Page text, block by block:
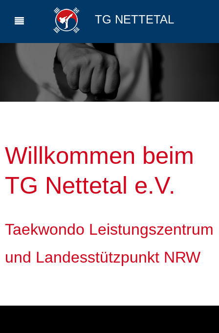
TG NETTETAL
Willkommen beim
TG Nettetal e.V.
Taekwondo Leistungszentrum
und Landesstützpunkt NRW